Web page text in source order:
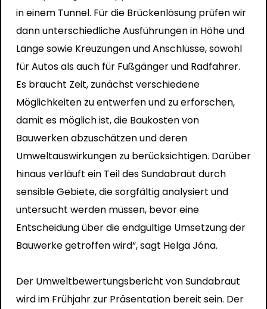
in einem Tunnel. Für die Brückenlösung prüfen wir
dann unterschiedliche Ausführungen in Höhe und
Länge sowie Kreuzungen und Anschlüsse, sowohl
für Autos als auch für Fußgänger und Radfahrer.
Es braucht Zeit, zunächst verschiedene
Möglichkeiten zu entwerfen und zu erforschen,
damit es möglich ist, die Baukosten von
Bauwerken abzuschätzen und deren
Umweltauswirkungen zu berücksichtigen. Darüber
hinaus verläuft ein Teil des Sundabraut durch
sensible Gebiete, die sorgfältig analysiert und
untersucht werden müssen, bevor eine
Entscheidung über die endgültige Umsetzung der
Bauwerke getroffen wird“, sagt Helga Jóna.
Der Umweltbewertungsbericht von Sundabraut
wird im Frühjahr zur Präsentation bereit sein. Der